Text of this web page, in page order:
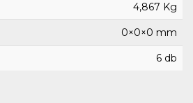
4,867 Kg
0×0×0 mm
6 db